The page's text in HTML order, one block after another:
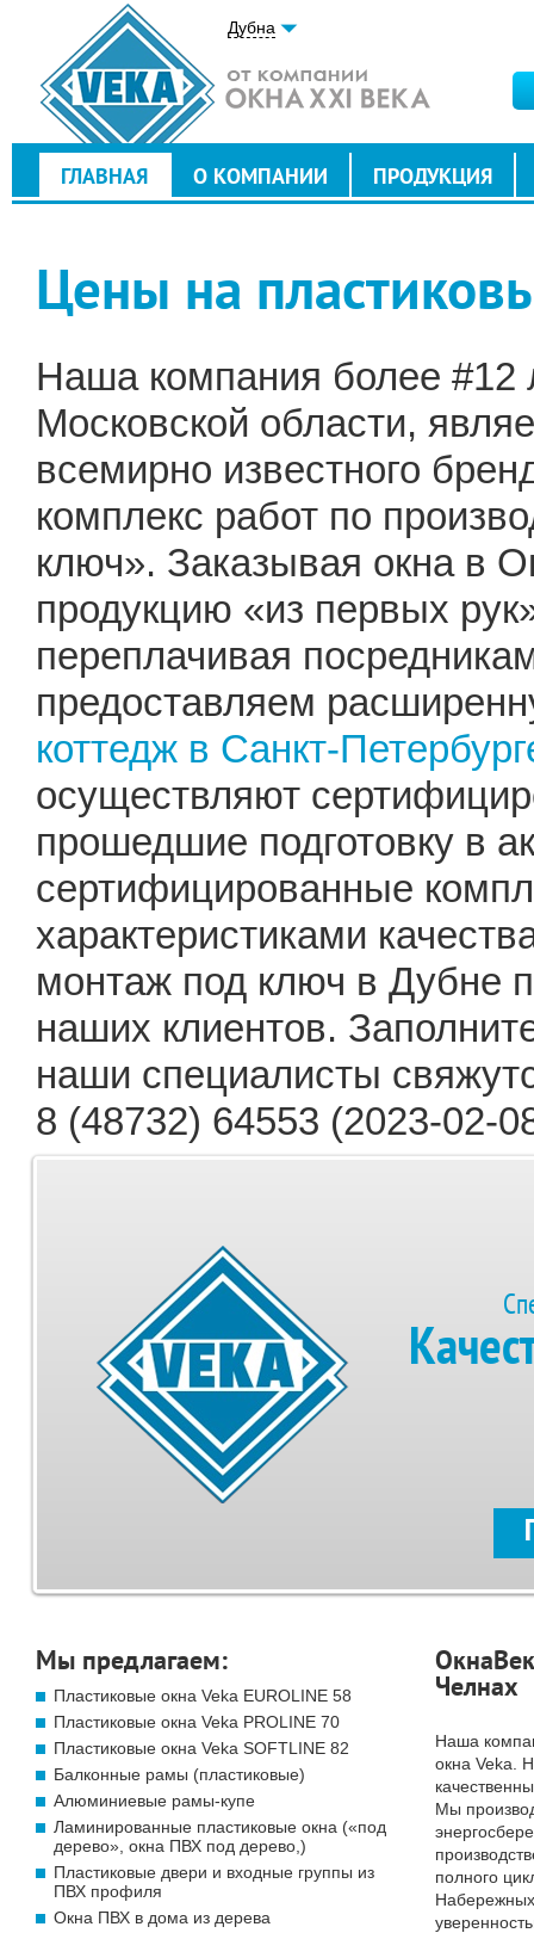
Дубна
ГЛАВНАЯ О КОМПАНИИ ПРОДУКЦИЯ
Цены на
Наша компания более #12
Московской области,
всемирно известного
комплекс работ по
ключ». Заказывая окна в
продукцию «из первых
переплачивая
предоставляем
коттедж в Санкт-
осуществляют
прошедшие подготовку в
сертифицированные
характеристиками
монтаж под ключ в Дубне
наших клиентов.
наши специалисты
8 (48732) 64553 (2023-02-
Мы предлагаем:
Пластиковые окна Veka EUROLINE 58
Пластиковые окна Veka PROLINE 70
Пластиковые окна Veka SOFTLINE 82
Балконные рамы (пластиковые)
Алюминиевые рамы-купе
Ламинированные пластиковые окна («под
дерево», окна ПВХ под дерево,)
Пластиковые двери и входные группы из
ПВХ профиля
Окна ПВХ в дома из дерева
Челнах
Наша
окна Veka.
Мы
полного